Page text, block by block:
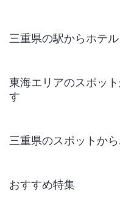
三重県の駅からホテ
東海エリアのスポッ
す
三重県のスポットか
おすすめ特集